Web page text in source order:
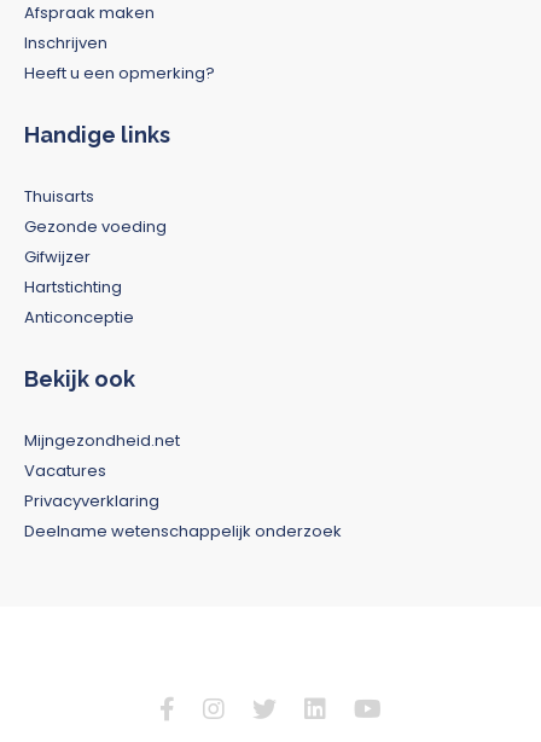
Afspraak maken
Inschrijven
Heeft u een opmerking?
Handige links
Thuisarts
Gezonde voeding
Gifwijzer
Hartstichting
Anticonceptie
Bekijk ook
Mijngezondheid.net
Vacatures
Privacyverklaring
Deelname wetenschappelijk onderzoek